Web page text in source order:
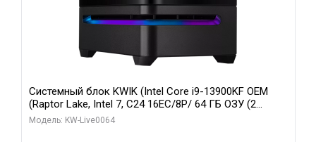
Системный блок KWIK (Intel Core i9-13900KF OEM
(Raptor Lake, Intel 7, C24 16EC/8P/ 64 ГБ ОЗУ (2
модуля)/ ASUS RTX5080 PROART OC 16GB GDDR7
Модель: KW-Live0064